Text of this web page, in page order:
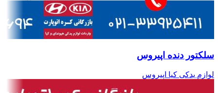
سلکتور دنده اپیروس
لوازم یدکی کیا اپیروس